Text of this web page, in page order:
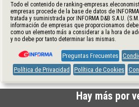
Todo el contenido de ranking-
empresas procede de la base de datos de INFORMA
tratada y suministrada por INFORMA D&B S.A.U.
información de empresas que proporcionamos
como un elemento más a considerar a la hora de
y no debe por tanto determinar las mismas.
Preguntas Frecuentes
Política de Privacidad
Política de Cookies
Hay más por